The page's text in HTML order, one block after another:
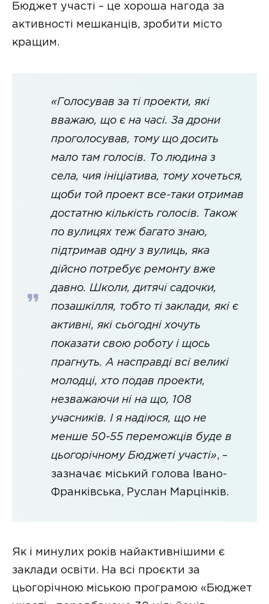
Бюджет участі – це хороша нагода за
активності мешканців, зробити місто
кращим.
«Голосував за ті проекти, які
вважаю, що є на часі. За дрони
проголосував, тому що досить
мало там голосів. То людина з
села, чия ініціатива, тому хочеться,
щоби той проект все-таки отримав
достатню кількість голосів. Також
по вулицях теж багато знаю,
підтримав одну з вулиць, яка
дійсно потребує ремонту вже
давно. Школи, дитячі садочки,
позашкілля, тобто ті заклади, які є
активні, які сьогодні хочуть
показати свою роботу і щось
прагнуть. А насправді всі великі
молодці, хто подав проекти,
незважаючи ні на що, 108
учасників. І я надіюся, що не
менше 50-55 переможців буде в
цьогорічному Бюджеті участі», –
зазначає міський голова Івано-
Франківська, Руслан Марцінків.
Як і минулих років найактивнішими є
заклади освіти. На всі проєкти за
цьогорічною міською програмою «Бюджет